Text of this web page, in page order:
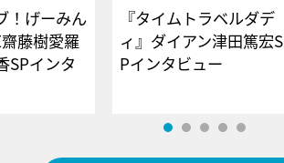
！げーみん
藤樹愛羅
SPインタ
『タイムトラベルダデ
ィ』ダイアン津田篤宏S
Pインタビュー